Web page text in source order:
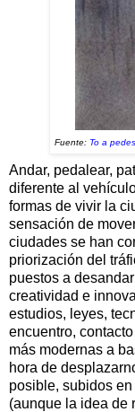
Fuente: To a
Andar, pedalear,
diferente al
formas de vivir la
sensación de
ciudades se han
priorización del
puestos a
creatividad e
estudios, leyes,
encuentro,
más modernas a
hora de
posible, subidos
(aunque la idea de